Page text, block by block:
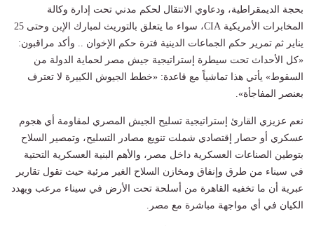
بحجة الديمقراطية، ودعاوي الانتقال لحكم مدني تحت إدارة وكالة
المخابرات الأمريكية CIA، سواء ما يتعلق بالتوريث لمبارك الإبن وحتى 25
يناير ثم تمرير حكم الجماعات الدينية فترة حكم الإخوان .. وأكد مراقبون:
«كل الأحداث تحت سيطرة إستراتيجية جيش مصر لحماية الدولة من
السقوط» يأتي هذا تماشياً مع قاعدة: «خطط الجيوش الكبيرة لا تعترف
بعنصر المفاجأة».
نعم عزيزي القارئ إستراتيجية تسليح الجيش المصري لمقاومة أي هجوم
عسكري أو حصار إقتصادي شملت تنويع مصادر التسليح، وتمصير السلاح
بتوطين الصناعات العسكرية داخل مصر، والأهم البنية العسكرية التحتية
في سيناء من طرق وإنفاق ومخازن السلاح الغير مرئية حيث تقول تقارير
عبرية أن ما تخفيه القاهرة من أسلحة تحت الأرض في سيناء مرعب ويهدد
الكيان في أي مواجهة مباشرة مع مصر.